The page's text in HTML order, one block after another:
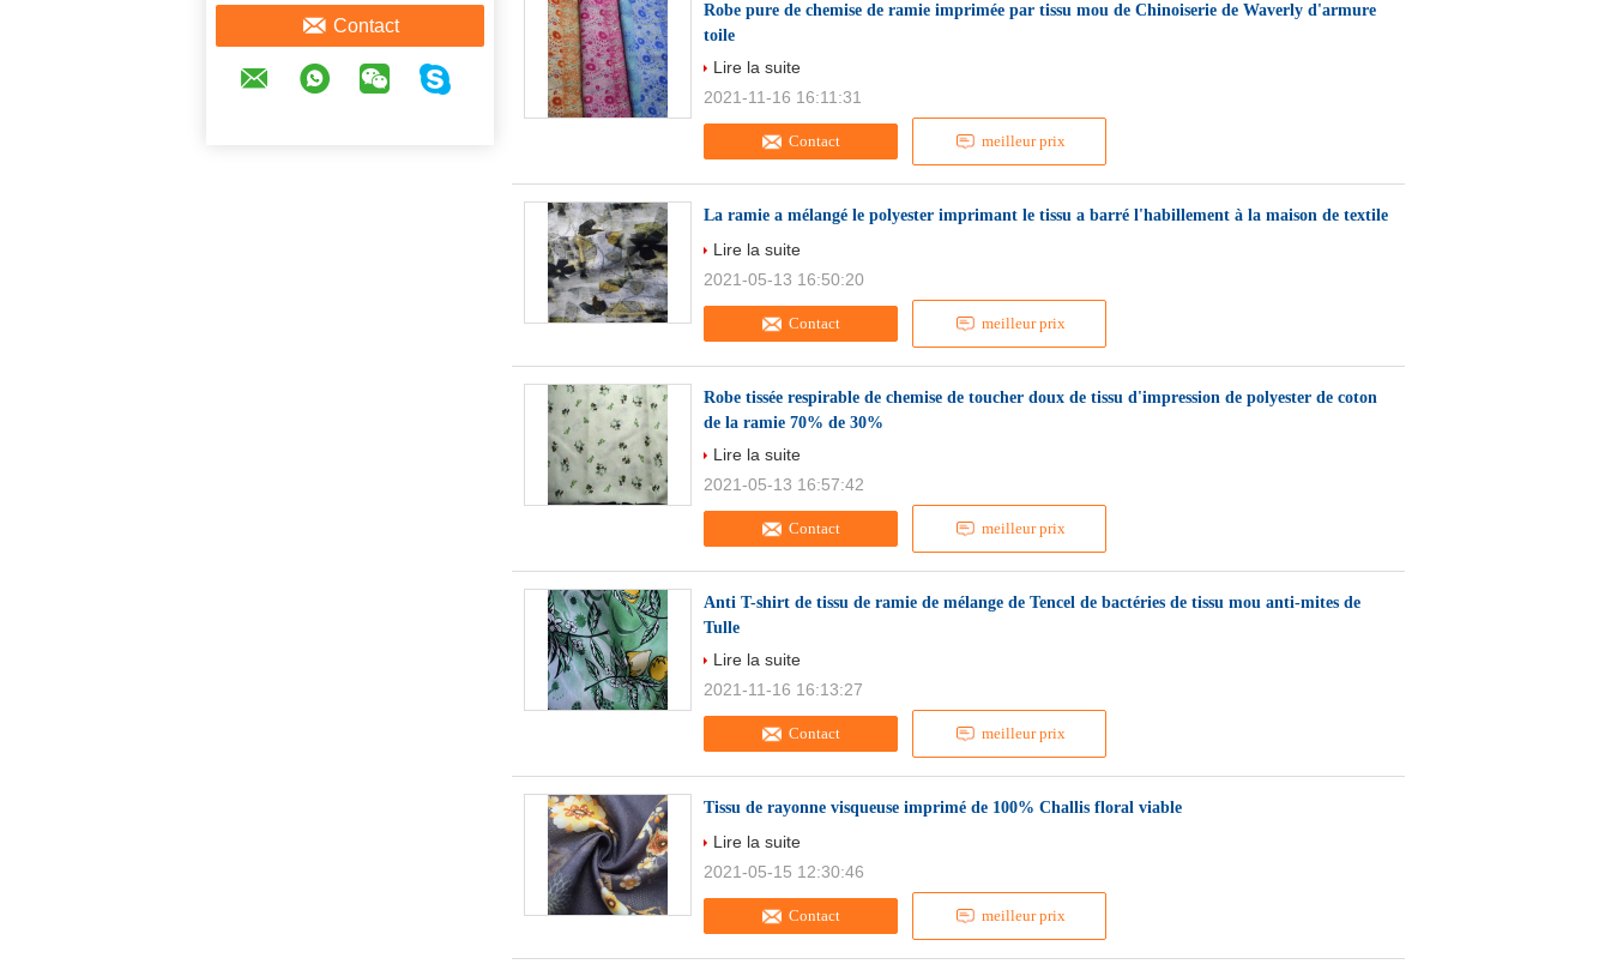
Contact
Robe pure de chemise de ramie imprimée par tissu mou de Chinoiserie de Waverly d'armure
toile
Contact meilleur prix
Lire la suite
2021-11-16 16:11:31
La ramie a mélangé le polyester imprimant le tissu a barré l'habillement à la maison de textile
Contact meilleur prix
Lire la suite
2021-05-13 16:50:20
Robe tissée respirable de chemise de toucher doux de tissu d'impression de polyester de coton
de la ramie 70% de 30%
Contact meilleur prix
Lire la suite
2021-05-13 16:57:42
Anti T-shirt de tissu de ramie de mélange de Tencel de bactéries de tissu mou anti-mites de
Tulle
Contact meilleur prix
Lire la suite
2021-11-16 16:13:27
Tissu de rayonne visqueuse imprimé de 100% Challis floral viable
Contact meilleur prix
Lire la suite
2021-05-15 12:30:46